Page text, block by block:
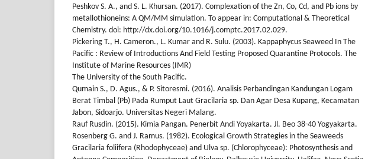
Peshkov S. A., and S. L. Khursan. (2017). Complexation of the Zn, Co, Cd, and Pb ions by
metallothioneins: A QM/MM simulation. To appear in: Computational & Theoretical
Chemistry. doi: http://dx.doi.org/10.1016/j.comptc.2017.02.029.
Pickering T., H. Cameron., L. Kumar and R. Sulu. (2003). Kappaphycus Seaweed In The
Pacific : Review of Introductions And Field Testing Proposed Quarantine Protocols. The
Institute of Marine Resources (IMR)
The University of the South Pacific.
Qumain S., D. Agus., & P. Sitoresmi. (2016). Analisis Perbandingan Kandungan Logam
Berat Timbal (Pb) Pada Rumput Laut Gracilaria sp. Dan Agar Desa Kupang, Kecamatan
Jabon, Sidoarjo. Universitas Negeri Malang.
Rauf Rusdin. (2015). Kimia Pangan. Penerbit Andi Yoyakarta. Jl. Beo 38-40 Yogyakarta.
Rosenberg G. and J. Ramus. (1982). Ecological Growth Strategies in the Seaweeds
Gracilaria foliifera (Rhodophyceae) and Ulva sp. (Chlorophyceae): Photosynthesis and